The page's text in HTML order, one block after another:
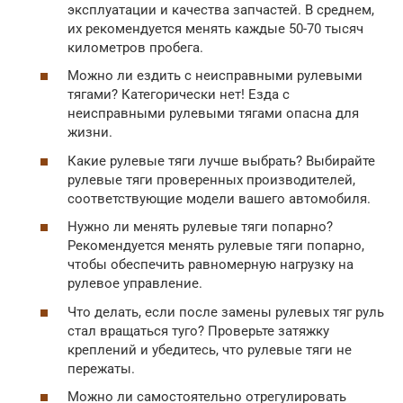
эксплуатации и качества запчастей. В среднем,
их рекомендуется менять каждые 50-70 тысяч
километров пробега.
Можно ли ездить с неисправными рулевыми
тягами? Категорически нет! Езда с
неисправными рулевыми тягами опасна для
жизни.
Какие рулевые тяги лучше выбрать? Выбирайте
рулевые тяги проверенных производителей,
соответствующие модели вашего автомобиля.
Нужно ли менять рулевые тяги попарно?
Рекомендуется менять рулевые тяги попарно,
чтобы обеспечить равномерную нагрузку на
рулевое управление.
Что делать, если после замены рулевых тяг руль
стал вращаться туго? Проверьте затяжку
креплений и убедитесь, что рулевые тяги не
пережаты.
Можно ли самостоятельно отрегулировать